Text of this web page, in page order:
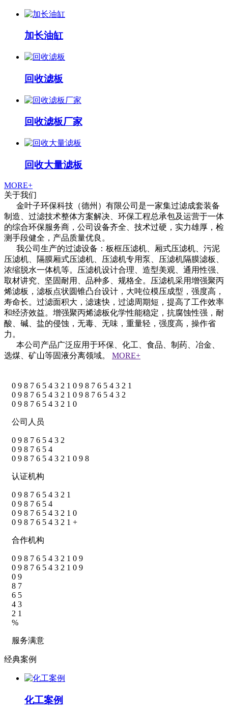
加长油缸
回收滤板
回收滤板厂家
回收大量滤板
MORE+
关于我们
金叶子环保科技（德州）有限公司是一家集过滤成套装备
制造、过滤技术整体方案解决、环保工程总承包及运营于一体
的综合环保服务商，公司设备齐全、技术过硬，实力雄厚，检
测手段健全，产品质量优良。
我公司生产的过滤设备：板框压滤机、厢式压滤机、污泥
压滤机、隔膜厢式压滤机、压滤机专用泵、压滤机隔膜滤板、
浓缩脱水一体机等。压滤机设计合理、造型美观、通用性强、
取材讲究、坚固耐用、品种多、规格全。压滤机采用增强聚丙
烯滤板，滤板点状圆锥凸台设计，大吨位模压成型，强度高，
寿命长。过滤面积大，滤速快，过滤周期短，提高了工作效率
和经济效益。增强聚丙烯滤板化学性能稳定，抗腐蚀性强，耐
酸、碱、盐的侵蚀，无毒、无味，重量轻，强度高，操作省
力。
本公司产品广泛应用于环保、化工、食品、制药、冶金、
选煤、矿山等固液分离领域。 MORE+
0 9 8 7 6 5 4 3 2 1 0 9 8 7 6 5 4 3 2 1
0 9 8 7 6 5 4 3 2 1 0 9 8 7 6 5 4 3 2
0 9 8 7 6 5 4 3 2 1 0
公司人员
0 9 8 7 6 5 4 3 2
0 9 8 7 6 5 4
0 9 8 7 6 5 4 3 2 1 0 9 8
认证机构
0 9 8 7 6 5 4 3 2 1
0 9 8 7 6 5 4
0 9 8 7 6 5 4 3 2 1 0
0 9 8 7 6 5 4 3 2 1 +
合作机构
0 9 8 7 6 5 4 3 2 1 0 9
0 9 8 7 6 5 4 3 2 1 0 9
0 9
8 7
6 5
4 3
2 1
%
服务满意
经典案例
化工案例